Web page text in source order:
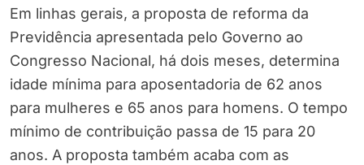
Em linhas gerais, a proposta de reforma da
Previdência apresentada pelo Governo ao
Congresso Nacional, há dois meses, determina
idade mínima para aposentadoria de 62 anos
para mulheres e 65 anos para homens. O tempo
mínimo de contribuição passa de 15 para 20
anos. A proposta também acaba com as